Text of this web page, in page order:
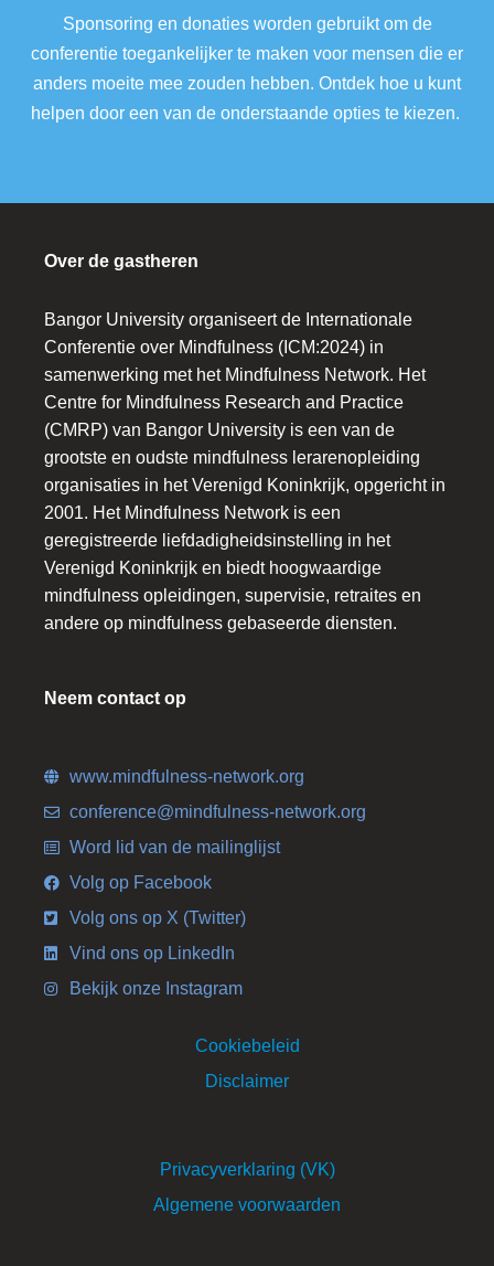
Sponsoring en donaties worden gebruikt om de
conferentie toegankelijker te maken voor mensen die er
anders moeite mee zouden hebben. Ontdek hoe u kunt
helpen door een van de onderstaande opties te kiezen.
Over de gastheren
Bangor University organiseert de Internationale
Conferentie over Mindfulness (ICM:2024) in
samenwerking met het Mindfulness Network. Het
Centre for Mindfulness Research and Practice
(CMRP) van Bangor University is een van de
grootste en oudste mindfulness lerarenopleiding
organisaties in het Verenigd Koninkrijk, opgericht in
2001. Het Mindfulness Network is een
geregistreerde liefdadigheidsinstelling in het
Verenigd Koninkrijk en biedt hoogwaardige
mindfulness opleidingen, supervisie, retraites en
andere op mindfulness gebaseerde diensten.
Neem contact op
www.mindfulness-network.org
conference@mindfulness-network.org
Word lid van de mailinglijst
Volg op Facebook
Volg ons op X (Twitter)
Vind ons op LinkedIn
Bekijk onze Instagram
Cookiebeleid
Disclaimer
Privacyverklaring (VK)
Algemene voorwaarden